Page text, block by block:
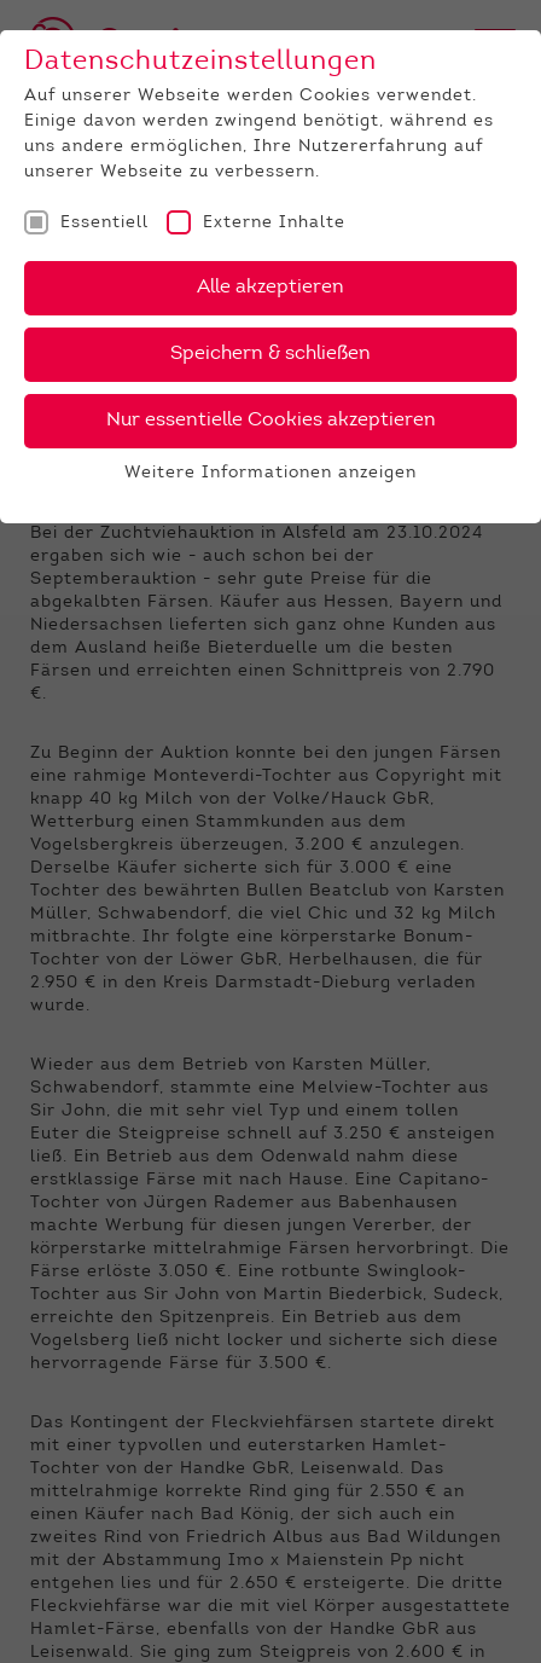
UNTERNEHMEN News
Ergebnisse Zuchtviehauktion
Oktober 2024
Nochmals deutliche Preissteigerung bei
Bei der Zuchtviehauktion in Alsfeld am 23.10.2024
ergaben sich wie - auch schon bei der
Septemberauktion - sehr gute Preise für die
abgekalbten Färsen. Käufer aus Hessen, Bayern und
Niedersachsen lieferten sich ganz ohne Kunden aus
dem Ausland heiße Bieterduelle um die besten
Färsen und erreichten einen Schnittpreis von 2.790
€.
Zu Beginn der Auktion konnte bei den jungen Färsen
eine rahmige Monteverdi-Tochter aus Copyright mit
knapp 40 kg Milch von der Volke/Hauck GbR,
Wetterburg einen Stammkunden aus dem
Vogelsbergkreis überzeugen, 3.200 € anzulegen.
Derselbe Käufer sicherte sich für 3.000 € eine
Tochter des bewährten Bullen Beatclub von Karsten
Müller, Schwabendorf, die viel Chic und 32 kg Milch
mitbrachte. Ihr folgte eine körperstarke Bonum-
Tochter von der Löwer GbR, Herbelhausen, die für
2.950 € in den Kreis Darmstadt-Dieburg verladen
wurde.
Wieder aus dem Betrieb von Karsten Müller,
Schwabendorf, stammte eine Melview-Tochter aus
Sir John, die mit sehr viel Typ und einem tollen
Euter die Steigpreise schnell auf 3.250 € ansteigen
ließ. Ein Betrieb aus dem Odenwald nahm diese
erstklassige Färse mit nach Hause. Eine Capitano-
Tochter von Jürgen Rademer aus Babenhausen
machte Werbung für diesen jungen Vererber, der
körperstarke mittelrahmige Färsen hervorbringt. Die
Färse erlöste 3.050 €. Eine rotbunte Swinglook-
Tochter aus Sir John von Martin Biederbick, Sudeck,
erreichte den Spitzenpreis. Ein Betrieb aus dem
Vogelsberg ließ nicht locker und sicherte sich diese
hervorragende Färse für 3.500 €.
Das Kontingent der Fleckviehfärsen startete direkt
mit einer typvollen und euterstarken Hamlet-
Tochter von der Handke GbR, Leisenwald. Das
mittelrahmige korrekte Rind ging für 2.550 € an
einen Käufer nach Bad König, der sich auch ein
zweites Rind von Friedrich Albus aus Bad Wildungen
mit der Abstammung Imo x Maienstein Pp nicht
entgehen lies und für 2.650 € ersteigerte. Die dritte
Fleckviehfärse war die mit viel Körper ausgestattete
Hamlet-Färse, ebenfalls von der Handke GbR aus
Leisenwald. Sie ging zum Steigpreis von 2.600 € in
Datenschutzeinstellungen
Auf unserer Webseite werden Cookies verwendet.
Einige davon werden zwingend benötigt, während es
uns andere ermöglichen, Ihre Nutzererfahrung auf
unserer Webseite zu verbessern.
Essentiell Externe Inhalte
Alle akzeptieren
Speichern & schließen
Nur essentielle Cookies akzeptieren
gewährleistet, dass die Webseite einwandfrei
funktioniert.
Name cookie_optin
Laufzeit 1 Jahr
Zweck Cookie Einstellungen speichern
Cookie-Informationen anzeigen
Inhalte, um Ihnen zusätzliche Informationen
anzubieten.
Weitere Informationen anzeigen